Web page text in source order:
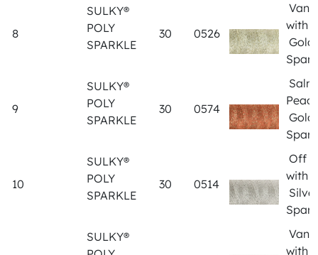
8
SULKY®
POLY
SPARKLE
30 0526
with
Gold
9
SULKY®
POLY
SPARKLE
30 0574
Gold
10
SULKY®
POLY
SPARKLE
30 0514
Off
with
Silver
SULKY®
with